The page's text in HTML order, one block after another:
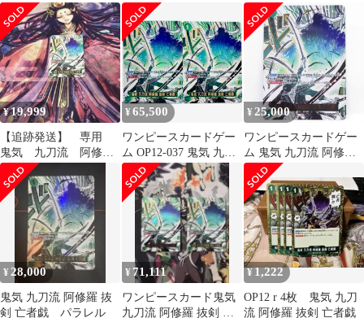
剣 亡者戯 パラレル
(R★){緑}〈OP12-037〉
[[OP-12]ブースターパ
ック 師弟の絆] パラレ
ル
037[R]：(パラレル)鬼気
九刀流 阿修羅 抜剣 亡
者戯
¥19,999
【追跡発送】 専用
鬼気 九刀流 阿修
羅 抜剣 亡者戯 パ
ラレル
¥65,500
ワンピースカードゲー
ム OP12-037 鬼気 九刀
流 阿修羅 抜剣 亡者戯
Rパラレル 2枚
¥25,000
ワンピースカードゲー
ム 鬼気 九刀流 阿修羅
抜剣 亡者戯 OP12-037
R パラレル ※中古
¥ 28,000
鬼気 九刀流 阿修羅 抜
剣 亡者戯 パラレル
¥ 71,111
ワンピースカード鬼気
九刀流 阿修羅 抜剣 亡
¥1,222
OP12 r 4枚 鬼気 九刀
流 阿修羅 抜剣 亡者戯